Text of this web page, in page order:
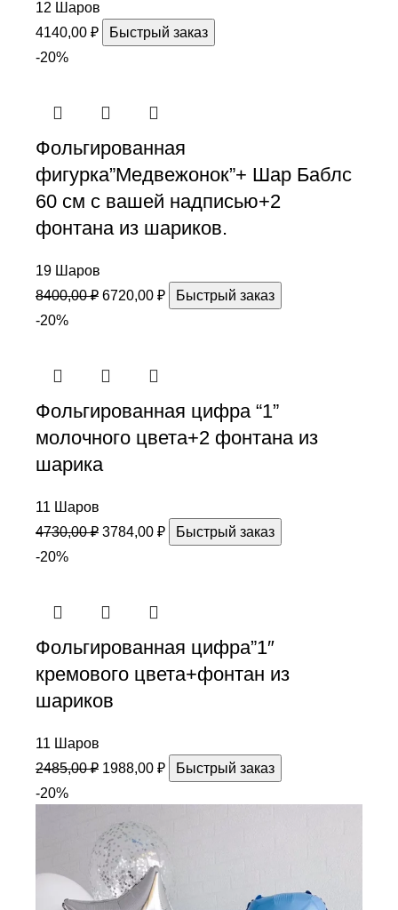
12 Шаров
4140,00 ₽
Быстрый заказ
-20%
Фольгированная
фигурка”Медвежонок”+ Шар Баблс
60 см с вашей надписью+2
фонтана из шариков.
19 Шаров
8400,00₽ 6720,00 ₽
Быстрый заказ
-20%
Фольгированная цифра “1”
молочного цвета+2 фонтана из
шарика
11 Шаров
4730,00₽ 3784,00 ₽
Быстрый заказ
-20%
Фольгированная цифра”1″
кремового цвета+фонтан из
шариков
11 Шаров
2485,00₽ 1988,00 ₽
Быстрый заказ
-20%